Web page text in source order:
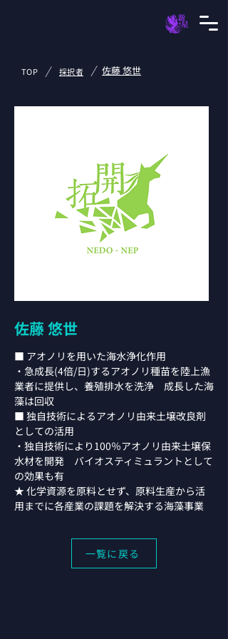
TOP / 採択者 / 佐藤 悠世
佐藤 悠世
■ アオノリを用いた海水浄化作用
・急成長(4倍/日)するアオノリ種苗を陸上漁
業者に提供し、養殖排水を洗浄　成長した海
藻は回収
■ 独自技術によるアオノリ由来土壌改良剤
としての活用
・独自技術により100％アオノリ由来土壌保
水材を開発　バイオスティミュラントとして
の効果も有
★ 化学資源を原料とせず、原料生産から活
用までに各産業の課題を解決する海藻事業
一覧に戻る